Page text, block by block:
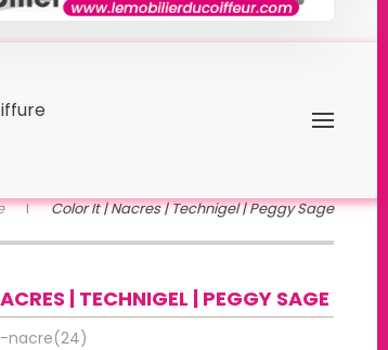
Color It | Nacres | Technigel | Peggy Sage
| TECHNIGEL | PEGGY SAGE
nacre(24)